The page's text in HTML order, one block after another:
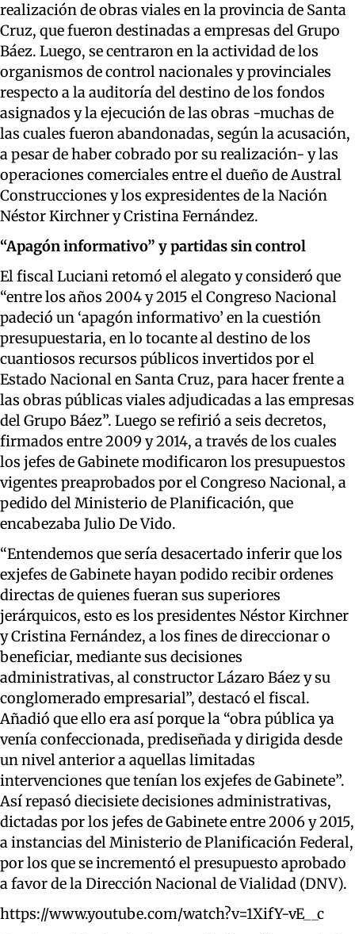
realización de obras viales en la provincia de Santa
Cruz, que fueron destinadas a empresas del Grupo
Báez. Luego, se centraron en la actividad de los
organismos de control nacionales y provinciales
respecto ala auditoría del destino de los fondos
asignados y la ejecución de las obras -muchas de
las cuales fueron abandonadas, según la acusación,
a pesar de haber cobrado por su realización- y las
operaciones comerciales entre el dueño de Austral
Construcciones y los expresidentes de la Nación
Néstor Kirchner y Cristina Fernández.
“Apagón informativo” y partidas sin control
El fiscalLucianiretomó el alegato y consideró que
“entre los años 2004 y 2015 el Congreso Nacional
padeció un ‘apagón informativo’ en la cuestión
presupuestaria, en lo tocante al destino de los
cuantiosos recursos públicos invertidos por el
Estado Nacional en Santa Cruz, para hacer frente a
las obras públicas viales adjudicadas a las empresas
del Grupo Báez”. Luego se refirió a seis decretos,
firmados entre 2009 y 2014, a través de los cuales
los jefes de Gabinete modificaron los presupuestos
vigentes preaprobados por el Congreso Nacional, a
pedido del Ministerio de Planificación, que
encabezaba Julio De Vido.
“Entendemos que sería desacertado inferir que los
exjefes de Gabinete hayan podido recibir ordenes
directas de quienes fueran sus superiores
jerárquicos, esto es los presidentes Néstor Kirchner
y Cristina Fernández, a los fines de direccionar o
beneficiar, mediante sus decisiones
administrativas, al constructor Lázaro Báez y su
conglomerado empresarial”, destacó el fiscal.
Añadió queello era así porque la “obra pública ya
venía confeccionada, prediseñada y dirigida desde
un nivel anterior a aquellas limitadas
intervenciones que tenían los exjefes de Gabinete”.
Asírepasó diecisiete decisiones administrativas,
dictadas por los jefes de Gabinete entre 2006 y 2015,
a instancias del Ministerio de Planificación Federal,
por los que se incrementó el presupuesto aprobado
a favor de la Dirección Nacional de Vialidad (DNV).
https://www.youtube.com/watch?v=1XifY-vE__c